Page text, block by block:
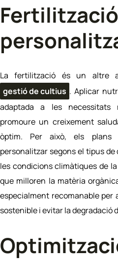
Fertilització
Lafertilització és un altre
gestió de cultius . Aplicar
adaptada a les
promoure un creixement
òptim. Per això, els plans
personalitzar segons el tipus
les condicions climàtiques de la
que milloren la matèria
especialment recomanable
sostenible i evitar la degradació